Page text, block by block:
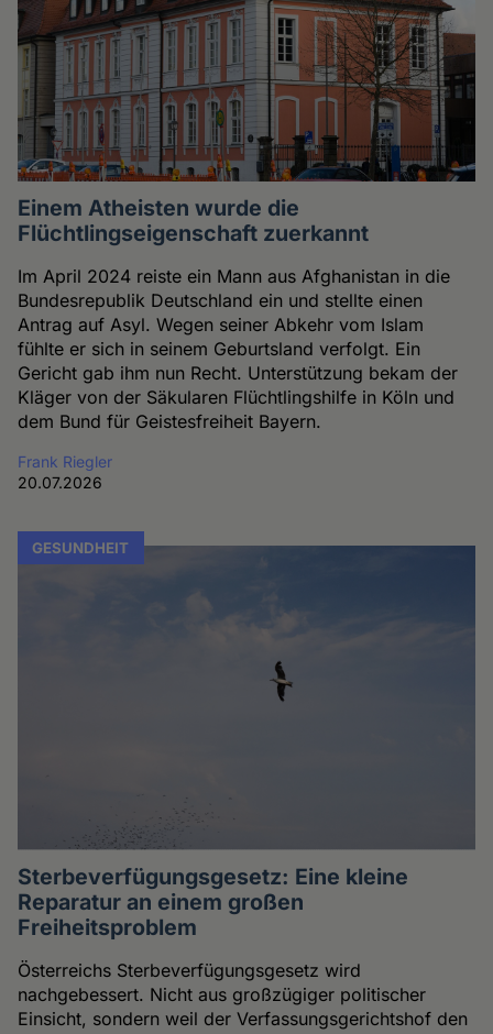
Einem Atheisten wurde die
Flüchtlingseigenschaft zuerkannt
Im April 2024 reiste ein Mann aus Afghanistan in die
Bundesrepublik Deutschland ein und stellte einen
Antrag auf Asyl. Wegen seiner Abkehr vom Islam
fühlte er sich in seinem Geburtsland verfolgt. Ein
Gericht gab ihm nun Recht. Unterstützung bekam der
Kläger von der Säkularen Flüchtlingshilfe in Köln und
dem Bund für Geistesfreiheit Bayern.
Frank Riegler
20.07.2026
GESUNDHEIT
Sterbeverfügungsgesetz: Eine kleine
Reparatur an einem großen
Freiheitsproblem
Österreichs Sterbeverfügungsgesetz wird
nachgebessert. Nicht aus großzügiger politischer
Einsicht, sondern weil der Verfassungsgerichtshof den